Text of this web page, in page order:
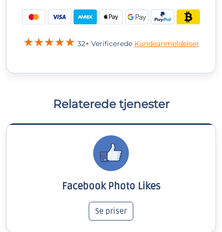
32+ Verificerede Kundeanmeldelser
Relaterede tjenester
Facebook Photo Likes
Se priser